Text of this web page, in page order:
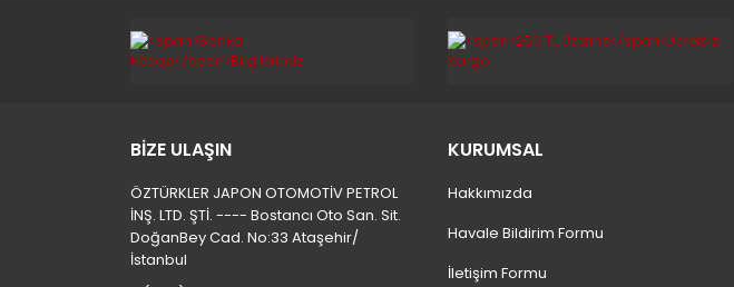
BİZE ULAŞIN
ÖZTÜRKLER JAPON OTOMOTİV PETROL
İNŞ. LTD. ŞTİ. ---- Bostancı Oto San. Sit.
DoğanBey Cad. No:33 Ataşehir/
İstanbul
KURUMSAL
Hakkımızda
Havale Bildirim Formu
İletişim Formu